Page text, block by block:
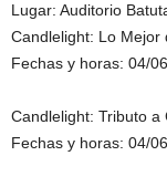
Lugar: Auditorio
Candlelight: Lo Mejor
Fechas y horas: 04/
Candlelight: Tributo a
Fechas y horas: 04/